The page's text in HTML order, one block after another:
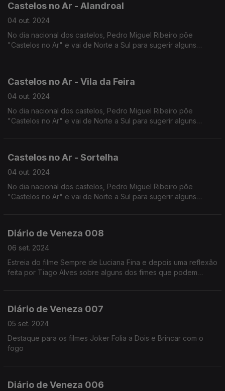
Castelos no Ar - Alandroal
04 out. 2024
No dia nacional dos castelos, Pedro Miguel Ribeiro põe
"Castelos no Ar" e vai de Norte a Sul para sugerir alguns
Castelos no Ar - Vila da Feira
04 out. 2024
No dia nacional dos castelos, Pedro Miguel Ribeiro põe
"Castelos no Ar" e vai de Norte a Sul para sugerir alguns
Castelos no Ar - Sortelha
04 out. 2024
No dia nacional dos castelos, Pedro Miguel Ribeiro põe
"Castelos no Ar" e vai de Norte a Sul para sugerir alguns
Diário de Veneza 008
06 set. 2024
Estreia do filme Sempre de Luciana Fina e depois uma reflexão
feita por Tiago Alves sobre alguns dos fimes que podem
Diário de Veneza 007
05 set. 2024
Destaque para os filmes Joker Folia a Dois e Brincar com o
fogo
Diário de Veneza 006